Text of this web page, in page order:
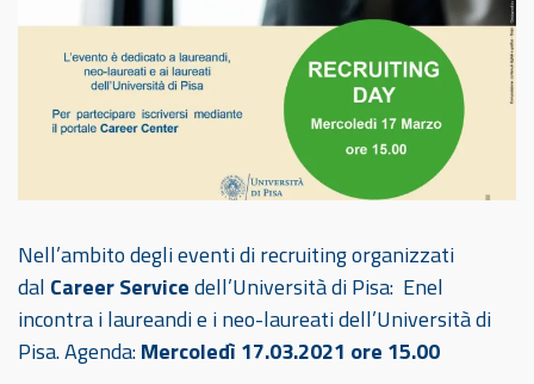
Nell’ambito degli eventi di recruiting organizzati
dal Career Servicedell’Università di Pisa: Enel
incontra i laureandi e i neo-laureati dell’Università di
Pisa. Agenda:Mercoledì 17.03.2021 ore 15.00